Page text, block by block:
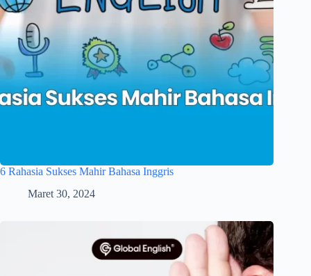
6 Rahasia Sukses Mahir Bahasa Inggris
Maret 30, 2024